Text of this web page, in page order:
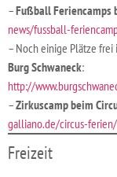
–Fußball Feriencamps
news/fussball-
– Noch einige Plätze frei
Burg Schwaneck:
http://
–Zirkuscamp beim
galliano.de/circus-ferien/
Freizeit